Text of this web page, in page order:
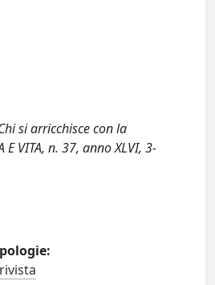
si arricchisce con la
E VITA, n. 37, anno XLVI, 3-